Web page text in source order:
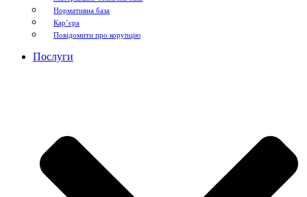
Нормативна база
Кар’єра
Повідомити про корупцію
Послуги